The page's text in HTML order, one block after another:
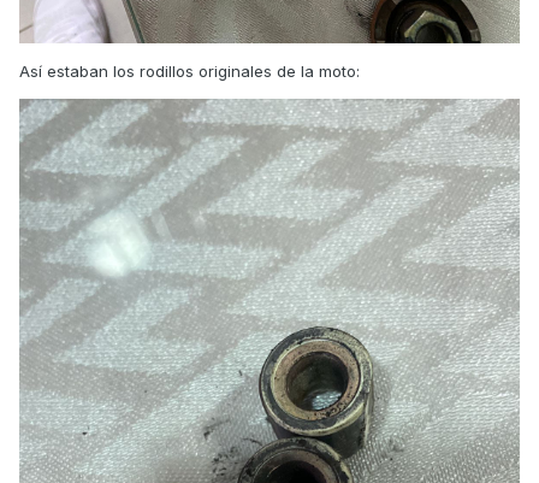
Así estaban los rodillos originales de la moto: